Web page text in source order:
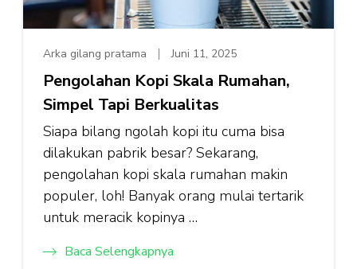
Arka gilang pratama Juni 11, 2025
Pengolahan Kopi Skala Rumahan,
Simpel Tapi Berkualitas
Siapa bilang ngolah kopi itu cuma bisa
dilakukan pabrik besar? Sekarang,
pengolahan kopi skala rumahan makin
populer, loh! Banyak orang mulai tertarik
untuk meracik kopinya …
Baca Selengkapnya